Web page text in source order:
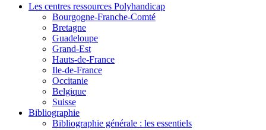
Les centres ressources Polyhandicap
Bourgogne-Franche-Comté
Bretagne
Guadeloupe
Grand-Est
Hauts-de-France
Ile-de-France
Occitanie
Belgique
Suisse
Bibliographie
Bibliographie générale : les essentiels